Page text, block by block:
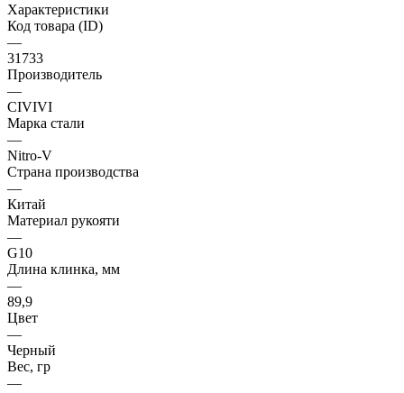
Характеристики
Код товара (ID)
—
31733
Производитель
—
CIVIVI
Марка стали
—
Nitro-V
Страна производства
—
Китай
Материал рукояти
—
G10
Длина клинка, мм
—
89,9
Цвет
—
Черный
Вес, гр
—